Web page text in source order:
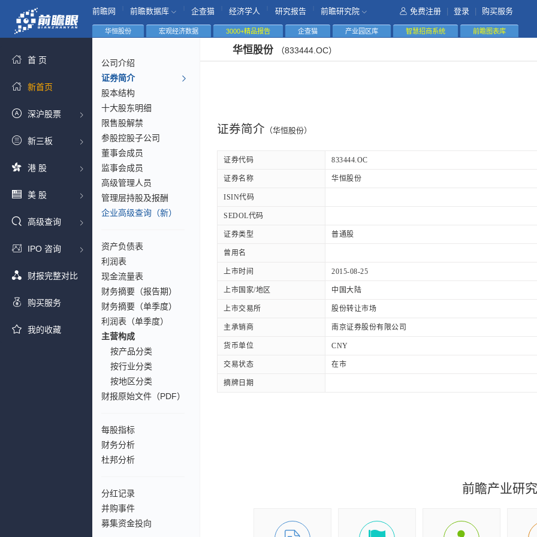
前瞻网 前瞻数据库 企查猫 经济学人 研究报告 前瞻研究院 免费注册 登录 购买服务
首 页
新首页
深沪股票
新三板
港 股
美 股
高级查询
IPO 咨询
财报完整对比
购买服务
我的收藏
华恒股份 宏观经济数据 3000+精品报告 企查猫 产业园区库 智慧招商系统 前瞻图表库
公司介绍
证券简介
股本结构
十大股东明细
限售股解禁
参股控股子公司
董事会成员
监事会成员
高级管理人员
管理层持股及报酬
企业高级查询（新）
资产负债表
利润表
现金流量表
财务摘要（报告期）
财务摘要（单季度）
利润表（单季度）
主营构成
按产品分类
按行业分类
按地区分类
财报原始文件（PDF）
每股指标
财务分析
杜邦分析
分红记录
并购事件
募集资金投向
华恒股份 （833444.OC）
证券简介 （华恒股份）
证券代码 833444.OC
证券名称 华恒股份
ISIN代码
SEDOL代码
证券类型 普通股
曾用名
上市时间 2015-08-25
上市国家/地区 中国大陆
上市交易所 股份转让市场
主承销商 南京证券股份有限公司
货币单位 CNY
交易状态 在市
摘牌日期
前瞻产业研